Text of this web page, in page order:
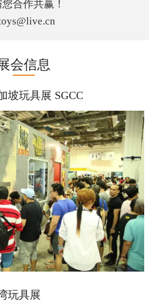
合作共赢！
会信息
玩具展 SGCC
具展